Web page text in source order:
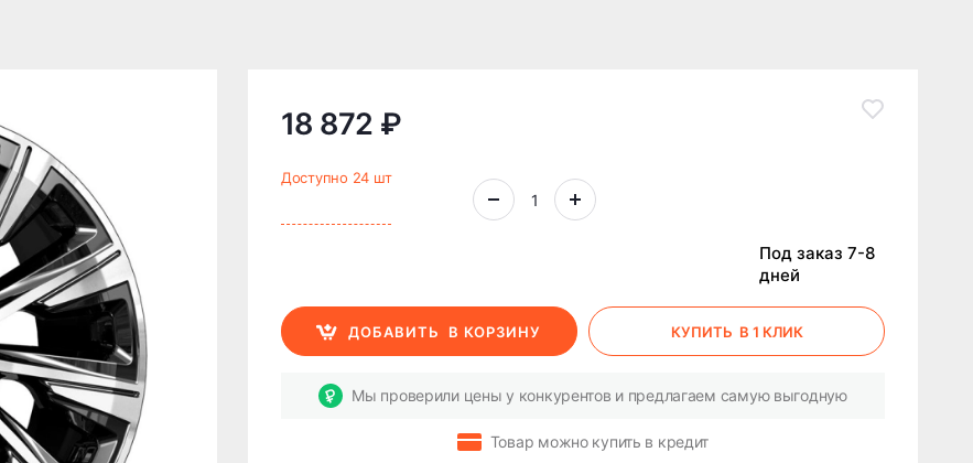
Дошиповка, Ошиповка, Перешиповка зимней резины
Шумоизоляция покрышек
Подбор запчастей
18 872 ₽
Доступно 24 шт
Под заказ 7-8
дней
ДОБАВИТЬ В КОРЗИНУ КУПИТЬ В 1 КЛИК
Мы проверили цены у конкурентов и предлагаем самую выгодную
Товар можно купить в кредит